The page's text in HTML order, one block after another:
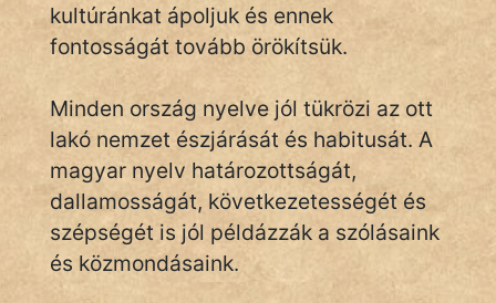
vörös ördög
NapHold
Név nélkül
pszichopati
szegény legény
kultúránkat ápoljuk és ennek
fontosságát tovább örökítsük.
Minden ország nyelve jól tükrözi az ott
lakó nemzet észjárását és habitusát. A
magyar nyelv határozottságát,
dallamosságát, következetességét és
szépségét is jól példázzák a szólásaink
és közmondásaink.